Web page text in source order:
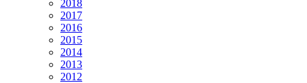
2018
2017
2016
2015
2014
2013
2012